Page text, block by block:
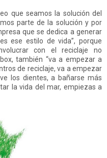
que seamos la solución del
parte de la solución y por
que se dedica a generar
ese estilo de vida”, porque
con el reciclaje no
también “va a empezar a
de reciclaje, va a empezar
los dientes, a bañarse más
la vida del mar, empiezas a